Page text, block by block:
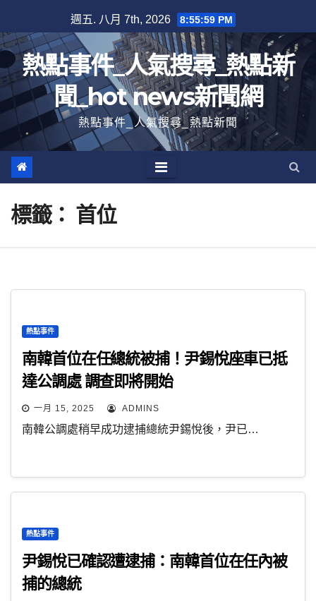
至
內
容
週五. 八月 7th, 2026 8:55:59 PM
熱點事件_人氣搜尋_熱點新
聞_hot news新聞網
熱點事件_人氣搜尋_熱點新聞
標籤： 首位
熱點事件
南韓首位在任總統被捕！尹錫悅座車已抵
達公調處 調查即將開始
一月 15, 2025 ADMINS
南韓公調處稍早成功逮捕總統尹錫悅後，尹已…
熱點事件
尹錫悅已確認遭逮捕：南韓首位在任內被
捕的總統